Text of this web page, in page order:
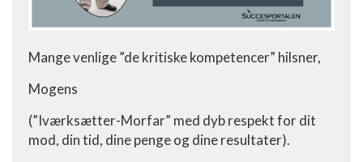
Mange venlige ”de kritiske kompetencer” hilsner,
Mogens
(”Iværksætter-Morfar” med dyb respekt for dit
mod, din tid, dine penge og dine resultater).